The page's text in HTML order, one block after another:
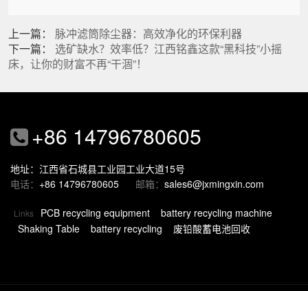
上一篇： 脉冲滤筒除尘器：高效净化的环保利器
下一篇： 选矿缺水？效率低？江西铭鑫这款“黑科技”小摇
床，让你的财富不再“干涸”！
+86 14796780605
地址：江西省石城县工业园工业大道15号
电话： +86 14796780605 邮箱： sales6@jxmingxin.com
Links PCB recycling equipment
battery recycling machine
Shaking Table
battery recycling 废铅酸蓄电池回收